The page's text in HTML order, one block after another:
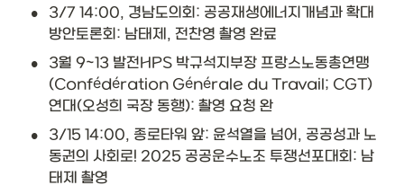
•
3/7 14:00, 경남도의회: 공공재생에너지개념과 확대
방안토론회: 남태제, 전찬영 촬영 완료
•
3월 9~13 발전HPS 박규석지부장 프랑스노동총연맹
(Confédération Générale du Travail; CGT)
연대(오성희 국장 동행): 촬영 요청 완
•
3/15 14:00, 종로타워 앞: 윤석열을 넘어, 공공성과 노
동권의 사회로! 2025 공공운수노조 투쟁선포대회: 남
태제 촬영